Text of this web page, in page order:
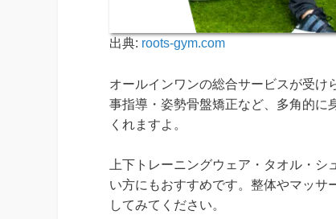
出典: roots-gym.com
オールインワンの総合サービスが受け
事指導・姿勢骨盤矯正など、多角的に
くれますよ。
上下トレーニングウェア・タオル・
い方にもおすすめです。整体やマッサ
してみてください。